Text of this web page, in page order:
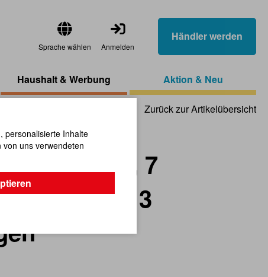
Sprache wählen Anmelden
Händler werden
Haushalt & Werbung Aktion & Neu
Zurück zur Artikelübersicht
Stirnlampe, 7
LED's, 3
personalisierte Inhalte
uns verwendeten